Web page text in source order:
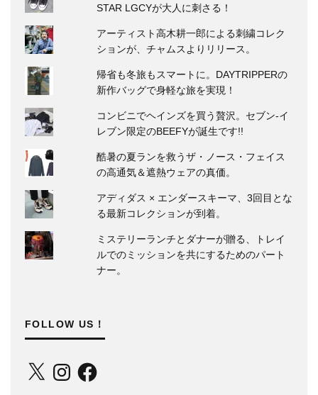
STAR LGCYが大人に刺さる！
アーティスト高木耕一郎による刺繍コレク
ションが、チャムスよりリリース。
帰省も冬旅もスマートに。DAYTRIPPERの
新作バッグで身軽な旅を実現！
コンビニでヘインズを買う贅沢。セブン‐イ
レブン限定のBEEFYが誕生です!!
酷暑の夏ランを救うザ・ノース・フェイス
の高通気＆遮熱ウェアの真価。
アディダス × エンダースキーマ、3回目とな
る最新コレクションが到着。
ミステリーランチとダナーが贈る、トレイ
ルでのミッションを共にするためのパート
ナー。
FOLLOW US！
X InstagramFacebook